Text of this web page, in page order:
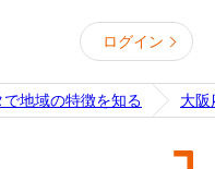
ログイン
地域の特徴を知る 大阪